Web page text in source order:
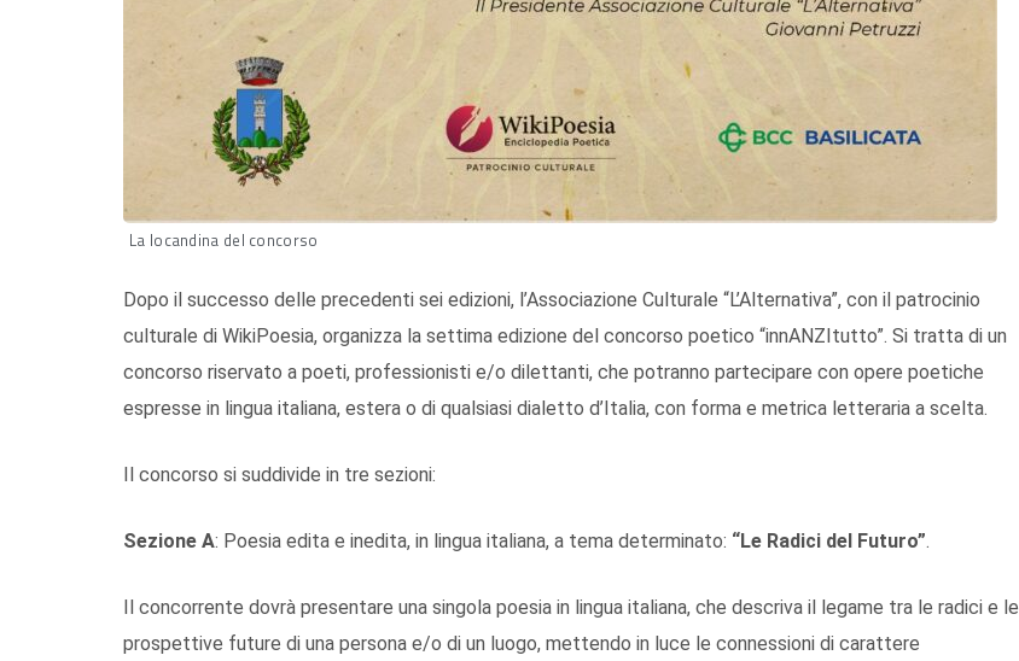
La locandina del concorso
Dopo il successo delle precedenti sei edizioni, l’Associazione Culturale “L’Alternativa”, con il patrocinio
culturale di WikiPoesia, organizza la settima edizione del concorso poetico “innANZItutto”. Si tratta di un
concorso riservato a poeti, professionisti e/o dilettanti, che potranno partecipare con opere poetiche
espresse in lingua italiana, estera o di qualsiasi dialetto d’Italia, con forma e metrica letteraria a scelta.
Il concorso si suddivide in tre sezioni:
Sezione A: Poesia edita e inedita, in lingua italiana, a tema determinato: “Le Radici del Futuro”.
Il concorrente dovrà presentare una singola poesia in lingua italiana, che descriva il legame tra le radici e le
prospettive future di una persona e/o di un luogo, mettendo in luce le connessioni di carattere